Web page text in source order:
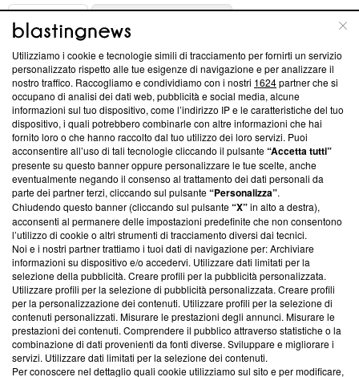
ABOUT
Questa sezione offre informazioni trasparenti su Blasting
News, sui nostri processi editoriali e su come ci impegniamo a
creare news di qualità. Inoltre, afferma la nostra aderenza a
‘Trust Project - News with Integrity’Blasting News non è
ancora membro del programma, ma ha richiesto di farne
parte; Trust Project non ha ancora effettuato una verifica di
conformità agli standard.
Su di noi
Team editoriale
Corporate
Redazione
Informativa Privacy
Cookie Policy
Blasting SA, IDI CHE-247.845.224, Via Carlo Frasca, 3 - 6900
Utilizziamo i cookie e tecnologie simili di tracciamento per fornirti un servizio
personalizzato rispetto alle tue esigenze di navigazione e per analizzare il
nostro traffico. Raccogliamo e condividiamo con i nostri 1624partner che si
occupano di analisi dei dati web, pubblicità e social media, alcune
informazioni sul tuo dispositivo, come l’indirizzo IP e le caratteristiche del tuo
dispositivo, i quali potrebbero combinarle con altre informazioni che hai
fornito loro o che hanno raccolto dal tuo utilizzo dei loro servizi. Puoi
acconsentire all’uso di tali tecnologie cliccando il pulsante“Accetta tutti”
presente su questo banner oppure personalizzare le tue scelte, anche
eventualmente negando il consenso al trattamento dei dati personali da
parte dei partner terzi, cliccando sul pulsante“Personalizza”.
Chiudendo questo banner (cliccando sul pulsante“X”in alto a destra),
acconsenti al permanere delle impostazioni predefinite che non consentono
l’utilizzo di cookie o altri strumenti di tracciamento diversi dai tecnici.
Noi e i nostri partner trattiamo i tuoi dati di navigazione per: Archiviare
informazioni su dispositivo e/o accedervi. Utilizzare dati limitati per la
selezione della pubblicità. Creare profili per la pubblicità personalizzata.
Utilizzare profili per la selezione di pubblicità personalizzata. Creare profili
per la personalizzazione dei contenuti. Utilizzare profili per la selezione di
contenuti personalizzati. Misurare le prestazioni degli annunci. Misurare le
prestazioni dei contenuti. Comprendere il pubblico attraverso statistiche o la
combinazione di dati provenienti da fonti diverse. Sviluppare e migliorare i
servizi. Utilizzare dati limitati per la selezione dei contenuti.
Per conoscere nel dettaglio quali cookie utilizziamo sul sito e per modificare,